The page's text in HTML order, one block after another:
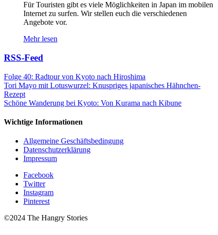
Für Touristen gibt es viele Möglichkeiten in Japan im mobilen
Internet zu surfen. Wir stellen euch die verschiedenen
Angebote vor.
Mehr lesen
RSS-Feed
Folge 40: Radtour von Kyoto nach Hiroshima
Tori Mayo mit Lotuswurzel: Knuspriges japanisches Hähnchen-
Rezept
Schöne Wanderung bei Kyoto: Von Kurama nach Kibune
Wichtige Informationen
Allgemeine Geschäftsbedingung
Datenschutzerklärung
Impressum
Facebook
Twitter
Instagram
Pinterest
©2024 The Hangry Stories